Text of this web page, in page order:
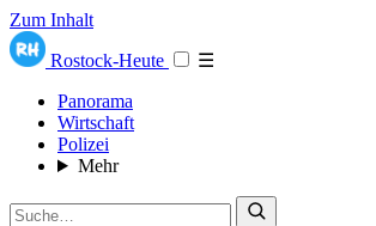
Zum Inhalt
Rostock-Heute
☰
Panorama
Wirtschaft
Polizei
Mehr